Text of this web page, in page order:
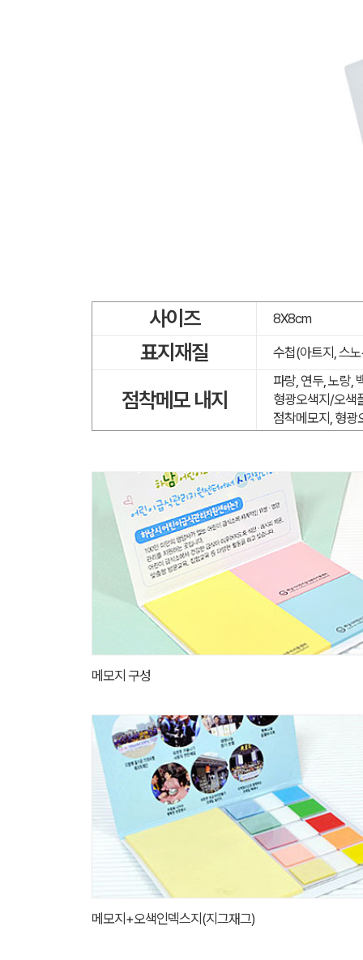
사이즈 8X8cm
표지재질 수첩(아트지, 스
점착메모 내지
파랑, 연두, 노랑,
형광오색지/오색
점착메모지, 형광
메모지 구성
메모지+오색인덱스지(지그재그)